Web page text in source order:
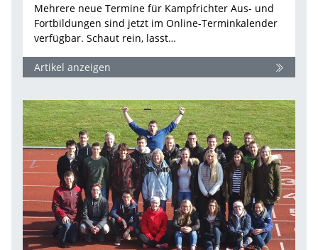
Mehrere neue Termine für Kampfrichter Aus- und
Fortbildungen sind jetzt im Online-Terminkalender
verfügbar. Schaut rein, lasst…
Artikel anzeigen